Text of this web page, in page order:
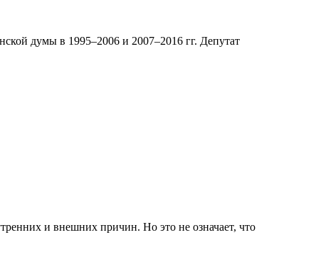
думы в 1995–2006 и 2007–2016 гг. Депутат
и внешних причин. Но это не означает, что